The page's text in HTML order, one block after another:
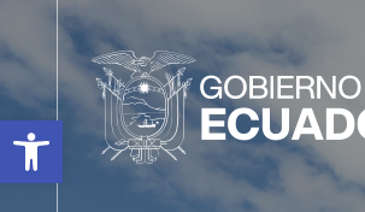
Open toolbar